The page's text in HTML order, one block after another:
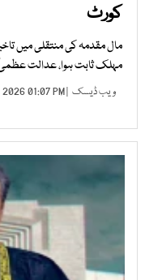
کورٹ
مال مقدمہ کی منتقلی میں
مہلک ثابت ہوا، عدالت
ویب ڈیسک | MAR 02, 2026 01:07 PM |